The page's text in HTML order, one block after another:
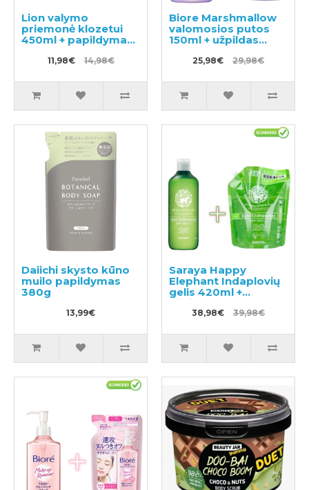
Lion valymo
priemonė klozetui
450ml + papildymas
11,98€ 14,98€
Biore Marshmallow
valomosios putos
150ml + užpildas
25,98€ 29,98€
Daiichi skysto kūno
muilo papildymas
380g
13,99€
Saraya Happy
Elephant Indaplovių
gelis 420ml +
užpildas 800ml
38,98€ 39,98€